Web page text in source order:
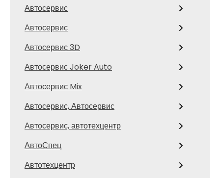
Автосервис
Автосервис
Автосервис 3D
Автосервис Joker Auto
Автосервис Mix
Автосервис, Автосервис
Автосервис, автотехцентр
АвтоСпец
Автотехцентр